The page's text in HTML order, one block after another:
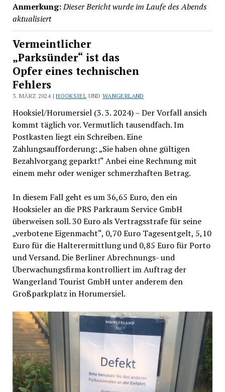
Anmerkung:Dieser Bericht wurde im Laufe des Abends
aktualisiert
Vermeintlicher
„Parksünder“ ist das
Opfer eines technischen
Fehlers
3. MÄRZ 2024 |HOOKSIEL UND WANGERLAND
Hooksiel/Horumersiel (3. 3. 2024) – Der Vorfall ansich
kommt täglich vor. Vermutlich tausendfach. Im
Postkasten liegt ein Schreiben. Eine
Zahlungsaufforderung: „Sie haben ohne gültigen
Bezahlvorgang geparkt!“ Anbei eine Rechnung mit
einem mehr oder weniger schmerzhaften Betrag.
In diesem Fall geht es um 36,65 Euro, den ein
Hooksieler an die PRS Parkraum Service GmbH
überweisen soll. 30 Euro als Vertragsstrafe für seine
„verbotene Eigenmacht“, 0,70 Euro Tagesentgelt, 5,10
Euro für die Halterermittlung und 0,85 Euro für Porto
und Versand. Die Berliner Abrechnungs- und
Überwachungsfirma kontrolliert im Auftrag der
Wangerland Tourist GmbH unter anderem den
Großparkplatz in Horumersiel.